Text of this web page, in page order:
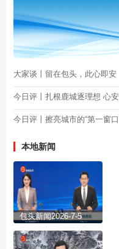
大家谈丨留在包头，此心即安
今日评丨扎根鹿城逐理想 心
今日评丨擦亮城市的“第一窗口
本地新闻
包头新闻2026-7-5